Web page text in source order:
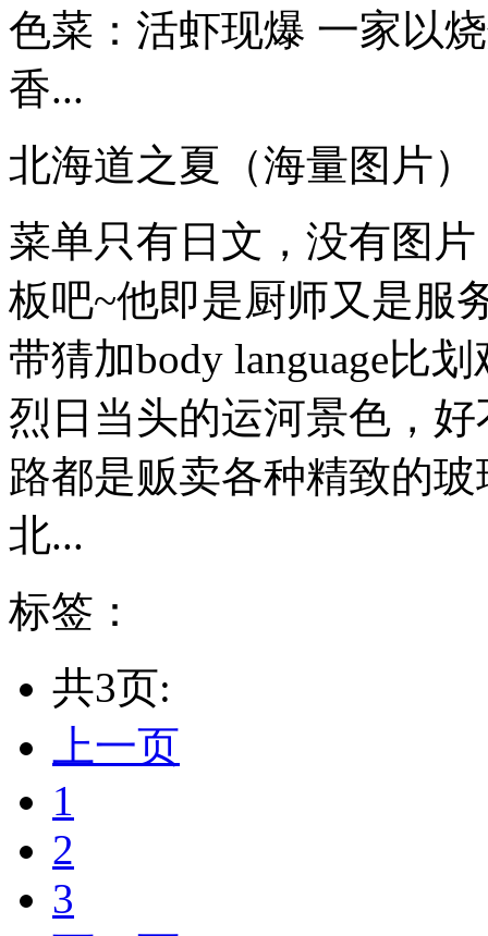
色菜：活虾现爆 一家以
香...
北海道之夏（海量图片）
菜单只有日文，没有图
板吧~他即是厨师又是服
带猜加body language比
烈日当头的运河景色，
路都是贩卖各种精致的
北...
标签：
共3页:
上一页
1
2
3